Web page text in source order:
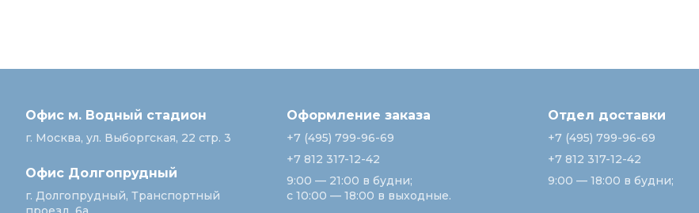
Офис м. Водный стадион
г. Москва, ул. Выборгская, 22 стр. 3
Офис Долгопрудный
г. Долгопрудный, Транспортный
Оформление заказа
+7 (495) 799-96-69
+7 812 317-12-42
9:00 — 21:00 в будни;
с 10:00 — 18:00 в выходные.
Отдел доставки
+7 (495) 799-96-69
+7 812 317-12-42
9:00 — 18:00 в будни;